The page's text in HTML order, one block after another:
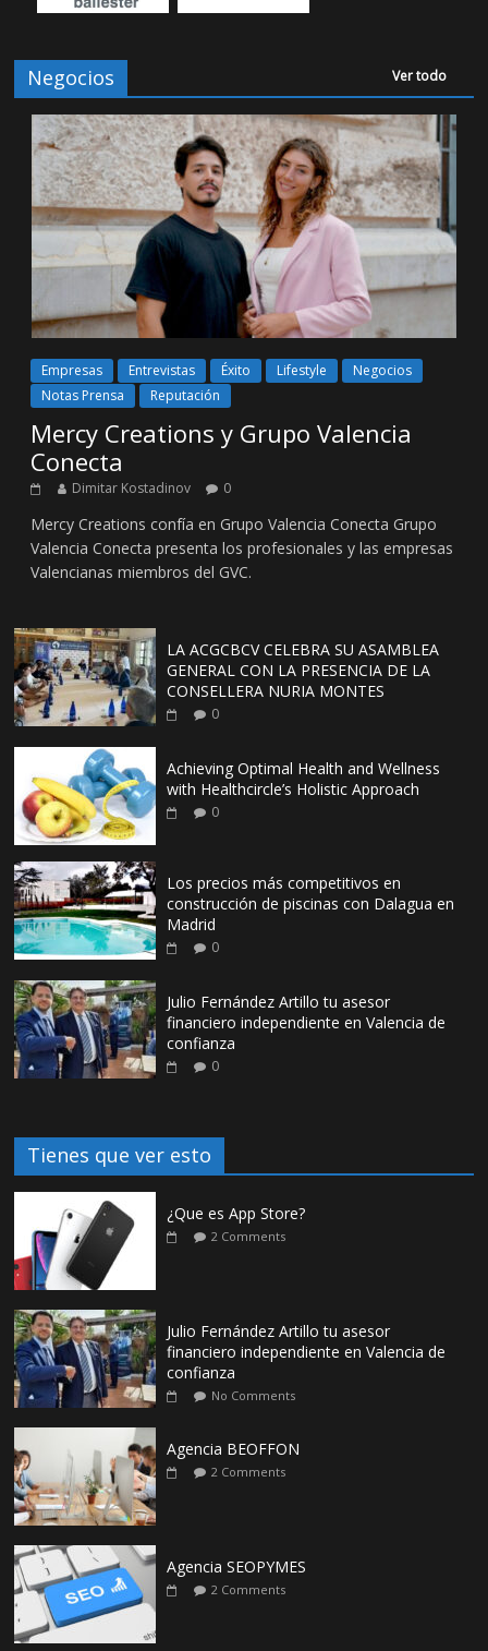
Negocios Ver todo
Empresas Entrevistas Éxito Lifestyle
Negocios
Notas Prensa
Reputación
Mercy Creations y Grupo Valencia
Conecta
Dimitar Kostadinov 0
Mercy Creations confía en Grupo Valencia Conecta Grupo
Valencia Conecta presenta los profesionales y las empresas
Valencianas miembros del GVC.
LA ACGCBCV CELEBRA SU ASAMBLEA
GENERAL CON LA PRESENCIA DE LA
CONSELLERA NURIA MONTES
0
Achieving Optimal Health and Wellness
with Healthcircle’s Holistic Approach
0
Los precios más competitivos en
construcción de piscinas con Dalagua en
Madrid
0
Julio Fernández Artillo tu asesor
financiero independiente en Valencia de
confianza
0
Tienes que ver esto
¿Que es App Store?
2 Comments
Julio Fernández Artillo tu asesor
financiero independiente en Valencia de
confianza
No Comments
Agencia BEOFFON
2 Comments
Agencia SEOPYMES
2 Comments